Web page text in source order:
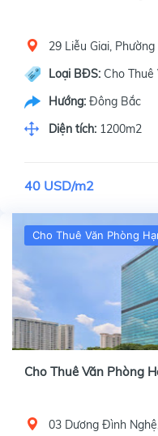
29 Liễu Giai,
Loại BĐS: Cho Thuê
Hướng: Đông Bắc
Diện tích: 1200m2
40 USD/m2
Cho Thuê Văn Phòng
Cho Thuê Văn Phòng
03 Dương Đình